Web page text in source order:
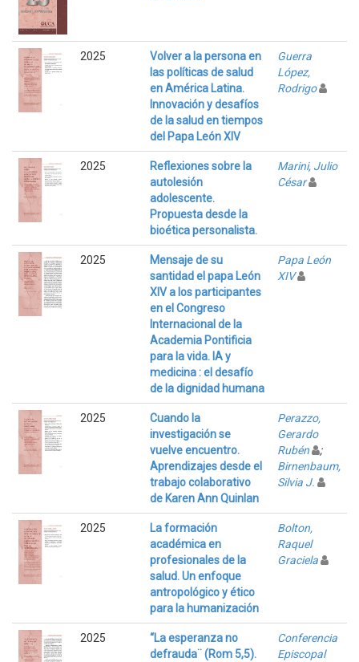
2025
Volver a la persona en
las políticas de salud
en América Latina.
Innovación y desafíos
de la salud en tiempos
del Papa León XIV
Guerra
López,
Rodrigo
2025
Reflexiones sobre la
autolesión
adolescente.
Propuesta desde la
bioética personalista.
Marini, Julio
César
2025
Mensaje de su
santidad el papa León
XIV a los participantes
en el Congreso
Internacional de la
Academia Pontificia
para la vida. IA y
medicina : el desafío
de la dignidad humana
Papa León
XIV
2025
Cuando la
investigación se
vuelve encuentro.
Aprendizajes desde el
trabajo colaborativo
de Karen Ann Quinlan
Perazzo,
Gerardo
Rubén
;
Birnenbaum,
Silvia J.
2025
La formación
académica en
profesionales de la
salud. Un enfoque
antropológico y ético
para la humanización
Bolton,
Raquel
Graciela
2025
“La esperanza no
defrauda¨ (Rom 5,5).
Conferencia
Episcopal